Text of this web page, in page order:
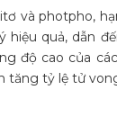
và photpho,
quả, dẫn
độ cao của
tăng tỷ lệ tử